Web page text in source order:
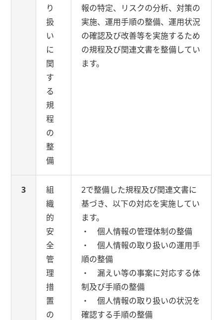
り
扱
い
に
関
す
る
規
程
の
整
備
報の特定、リスクの分析、対策の
実施、運用手順の整備、運用状況
の確認及び改善等を実施するため
の規程及び関連文書を整備してい
ます。
3
組
織
的
安
全
管
理
措
置
の
2で整備した規程及び関連文書に
基づき、以下の対応を実施してい
ます。
・ 個人情報の管理体制の整備
・ 個人情報の取り扱いの運用手
順の整備
・ 漏えい等の事案に対応する体
制及び手順の整備
・ 個人情報の取り扱いの状況を
確認する手順の整備